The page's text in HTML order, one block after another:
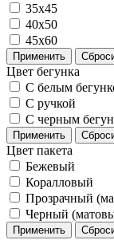
35x45
40x50
45x60
Применить
Цвет бегунка
С белым
С ручкой
С черным
Применить
Цвет пакета
Бежевый
Коралловый
Прозрачный
Черный
Применить